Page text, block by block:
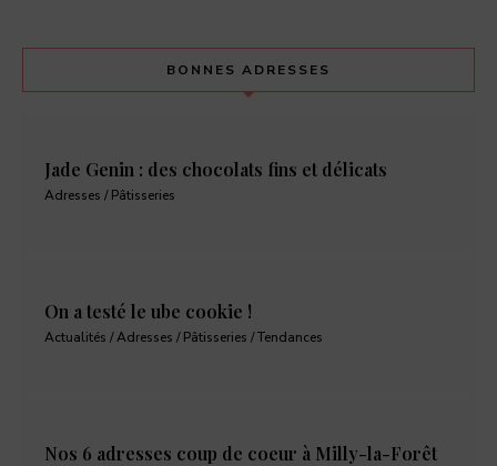
BONNES ADRESSES
Jade Genin : des chocolats fins et délicats
Adresses / Pâtisseries
On a testé le ube cookie !
Actualités / Adresses / Pâtisseries / Tendances
Nos 6 adresses coup de coeur à Milly-la-Forêt